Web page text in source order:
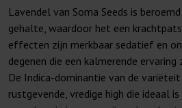
Lavendel van Soma Seeds is
gehalte, waardoor het een
effecten zijn merkbaar sedatief en
degenen die een kalmerende ervaring
De Indica-dominantie van de
rustgevende, vredige high die ideaal